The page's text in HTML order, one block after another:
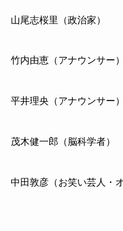
山尾志桜里（政治家）
竹内由恵（アナウンサー）
平井理央（アナウンサー）
茂木健一郎（脳科学者）
中田敦彦（お笑い芸人・